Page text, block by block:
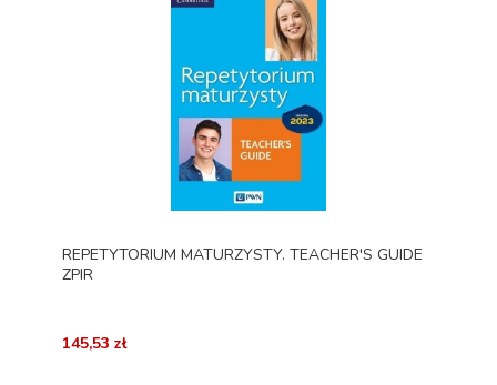
REPETYTORIUM MATURZYSTY. TEACHER'S GUIDE
ZPIR
145,53 zł